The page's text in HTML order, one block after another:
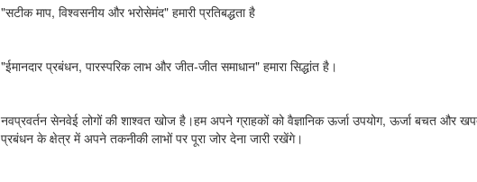
"सटीक माप, विश्वसनीय और भरोसेमंद" हमारी प्रतिबद्धता है
"ईमानदार प्रबंधन, पारस्परिक लाभ और जीत-जीत समाधान" हमारा सिद्धांत है।
नवप्रवर्तन सेनवेई लोगों की शाश्वत खोज है।हम अपने ग्राहकों को वैज्ञानिक ऊर्जा उपयोग, ऊर्जा बचत और
प्रबंधन के क्षेत्र में अपने तकनीकी लाभों पर पूरा जोर देना जारी रखेंगे।